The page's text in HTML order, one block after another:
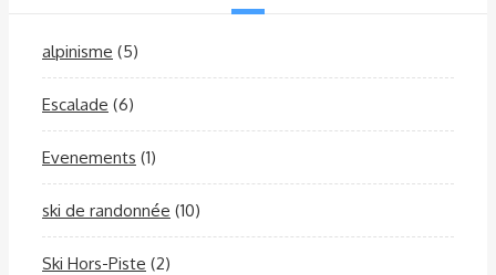
alpinisme (5)
Escalade (6)
Evenements (1)
ski de randonnée (10)
Ski Hors-Piste (2)